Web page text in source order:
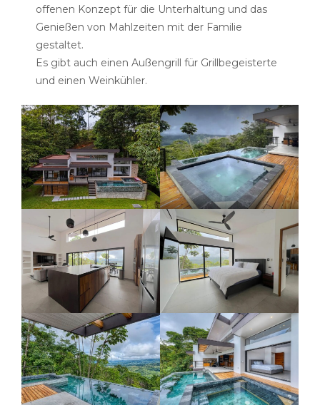
offenen Konzept für die Unterhaltung und das
Genießen von Mahlzeiten mit der Familie
gestaltet.
Es gibt auch einen Außengrill für Grillbegeisterte
und einen Weinkühler.